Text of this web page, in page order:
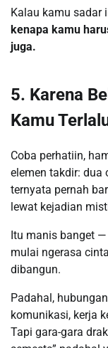
Kalau kamu sadar
kenapa kamu
juga.
5. Karena
Kamu
Coba perhatiin,
elemen takdir: dua
ternyata pernah
lewat kejadian
Itu manis banget
mulai ngerasa
dibangun.
Padahal,
komunikasi, kerja
Tapi gara-gara